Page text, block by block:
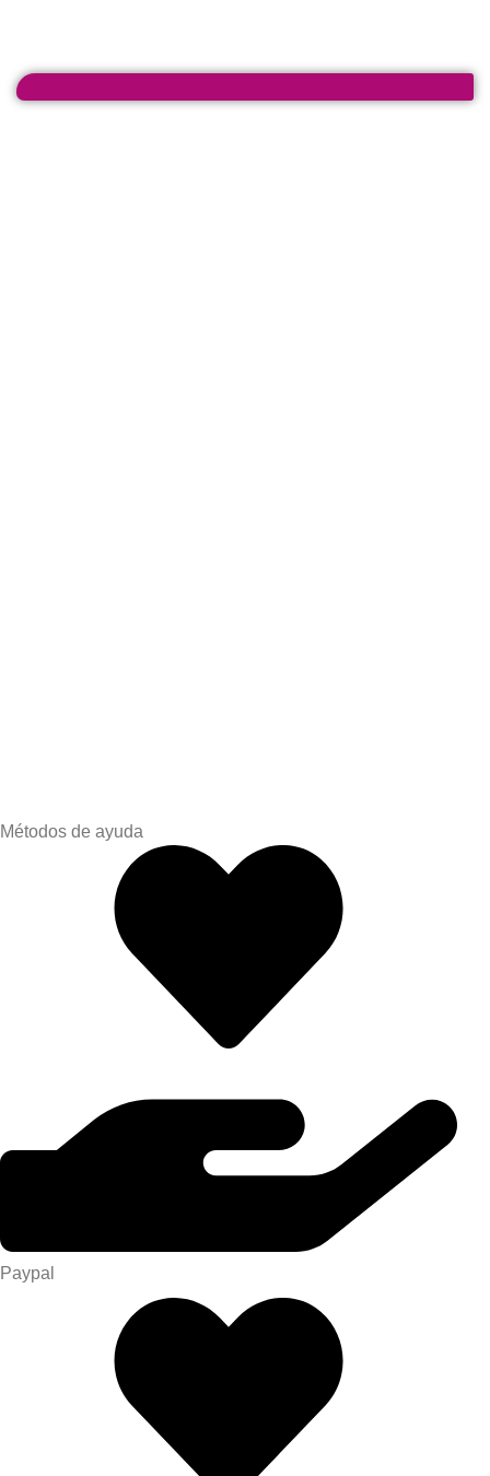
Métodos de ayuda
Paypal